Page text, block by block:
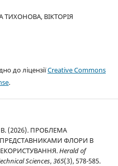
ТИХОНОВА, ВІКТОРІЯ
до ліцензіїCreative Commons
.
(2026). ПРОБЛЕМА
ПРЕДСТАВНИКАМИ ФЛОРИ В
Herald of
Sciences,365(3), 578-585.